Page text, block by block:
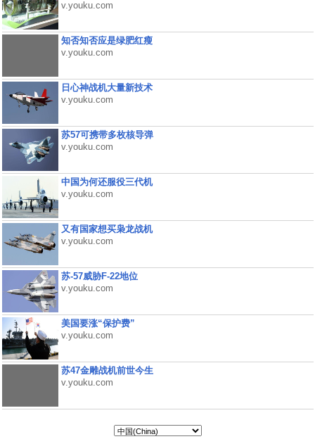
v.youku.com
知否知否应是绿肥红瘦
v.youku.com
日心神战机大量新技术
v.youku.com
苏57可携带多枚核导弹
v.youku.com
中国为何还服役三代机
v.youku.com
又有国家想买枭龙战机
v.youku.com
苏-57威胁F-22地位
v.youku.com
美国要涨“保护费”
v.youku.com
苏47金雕战机前世今生
v.youku.com